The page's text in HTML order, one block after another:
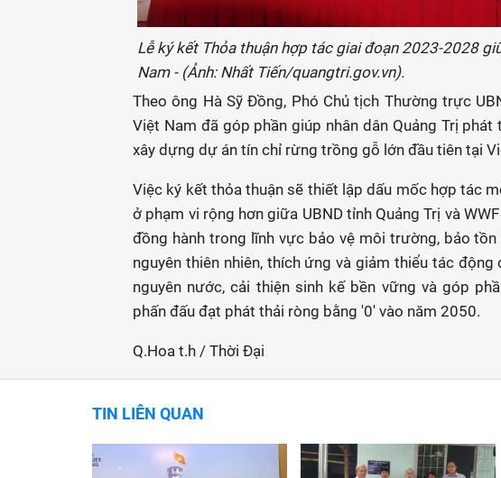
Lễ ký kết Thỏa thuận hợp tác giai đoạn 2023-2028
Nam - (Ảnh: Nhất Tiến/quangtri.gov.vn).
Theo ông Hà Sỹ Đồng, Phó Chủ tịch Thường trực
Việt Nam đã góp phần giúp nhân dân Quảng Trị
xây dựng dự án tín chỉ rừng trồng gỗ lớn đầu tiên tại
Việc ký kết thỏa thuận sẽ thiết lập dấu mốc hợp tác
ở phạm vi rộng hơn giữa UBND tỉnh Quảng Trị và
đồng hành trong lĩnh vực bảo vệ môi trường, bảo
nguyên thiên nhiên, thích ứng và giảm thiểu tác
nguyên nước, cải thiện sinh kế bền vững và góp
phấn đấu đạt phát thải ròng bằng '0' vào năm 2050.
Q.Hoa t.h / Thời Đại
TIN LIÊN QUAN